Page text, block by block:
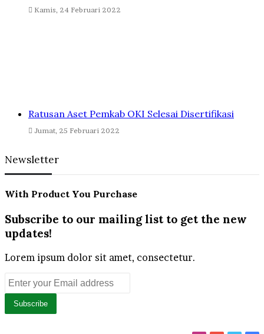
Kamis, 24 Februari 2022
Ratusan Aset Pemkab OKI Selesai Disertifikasi
Jumat, 25 Februari 2022
Newsletter
With Product You Purchase
Subscribe to our mailing list to get the new
updates!
Lorem ipsum dolor sit amet, consectetur.
Enter
your
Email
address